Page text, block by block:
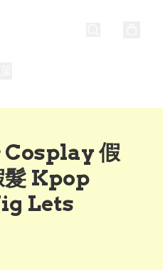
Cosplay 假
髮 Kpop
Lets